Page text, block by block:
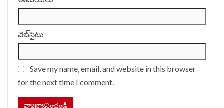
వెబ్‌సైటు
Save my name, email, and website in this browser
for the next time I comment.